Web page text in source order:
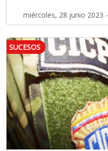
miércoles, 28 junio 2023 -
SUCESOS